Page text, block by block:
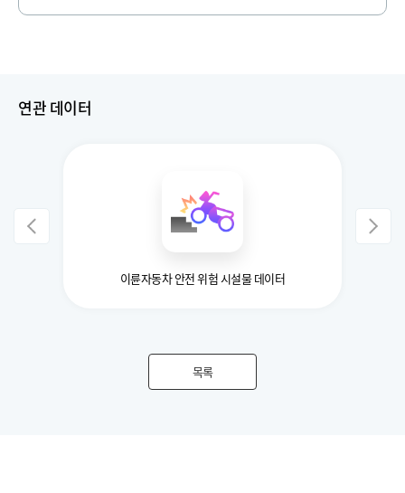
연관 데이터
이륜자동차 안전 위험 시설물 데이터
목록